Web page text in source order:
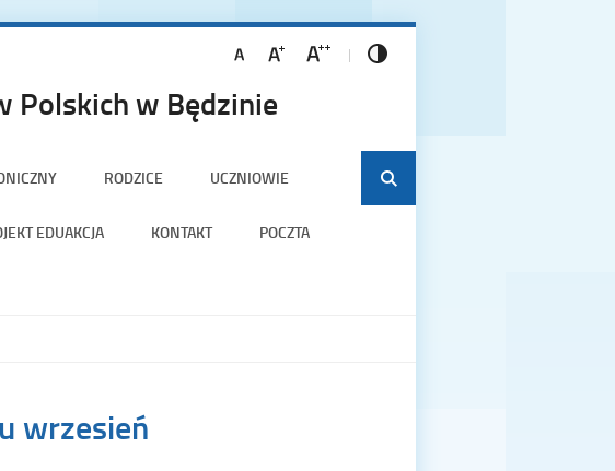
Polskich w Będzinie
RODZICE UCZNIOWIE
EDUAKCJA KONTAKT POCZTA
wrzesień